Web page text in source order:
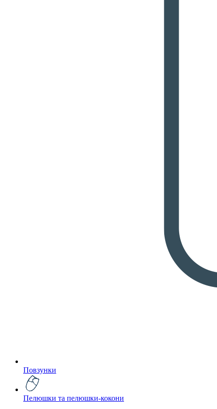
Повзунки
Пелюшки та пелюшки-кокони